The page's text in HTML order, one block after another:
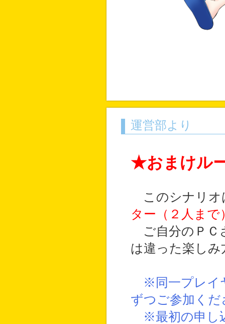
運営部より
★おまけル
このシナリオ
ター（２人ま
ご自分のＰＣ
は違った楽し
※同一プレイ
ずつご参加くだ
※最初の申し